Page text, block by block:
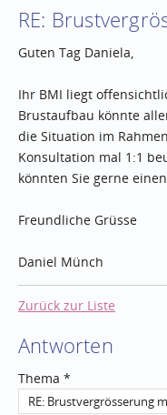
RE:
Guten Tag Daniela,
Ihr BMI liegt
Brustaufbau könnte
die Situation im
Konsultation mal 1:1
könnten Sie gerne
Freundliche Grüsse
Daniel Münch
Zurück zur Liste
Antworten
Thema *